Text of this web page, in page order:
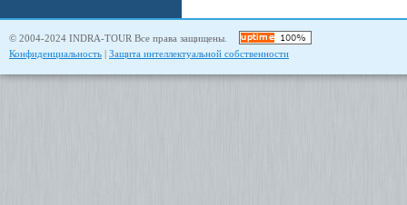
© 2004-2024 INDRA-TOUR Все права защищены.
Конфиденциальность | Защита интеллектуальной собственности